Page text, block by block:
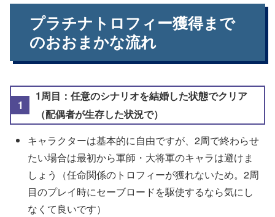
プラチナトロフィー獲得まで
のおおまかな流れ
1周目：任意のシナリオを結婚した状態でクリア
（配偶者が生存した状況で）
キャラクターは基本的に自由ですが、2周で終わらせ
たい場合は最初から軍師・大将軍のキャラは避けま
しょう（任命関係のトロフィーが獲れないため。2周
目のプレイ時にセーブロードを駆使するなら気にし
なくて良いです）